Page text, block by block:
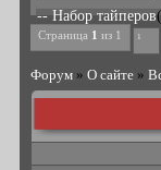
-- Набор тайперов
Страница 1 из 1
Форум » О сайте »